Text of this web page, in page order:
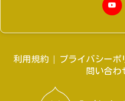
利用規約 プライバシーポ
問い合わ